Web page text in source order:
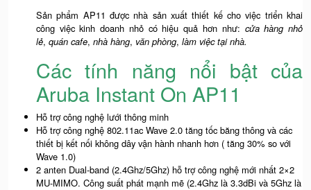
Sản phẩm AP11 được nhà sản xuất thiết kế cho việc triển khai
công việc kinh doanh nhỏ có hiệu quả hơn như: cửa hàng nhỏ
lẻ, quán cafe, nhà hàng, văn phòng, làm việc tại nhà.
Các tính năng nổi bật của
Aruba Instant On AP11
Hỗ trợ công nghệ lưới thông minh
Hỗ trợ công nghệ 802.11ac Wave 2.0 tăng tốc băng thông và các
thiết bị kết nối không dây vận hành nhanh hơn ( tăng 30% so với
Wave 1.0)
2 anten Dual-band (2.4Ghz/5Ghz) hỗ trợ công nghệ mới nhất 2×2
MU-MIMO. Công suất phát mạnh mẽ (2.4Ghz là 3.3dBi và 5Ghz là